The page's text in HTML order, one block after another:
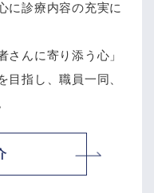
に診療内容の充実に
さんに寄り添う心」
目指し、職員一同、